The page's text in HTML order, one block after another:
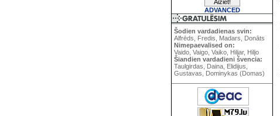
ADVANCED
Šodien vardadienas svin:
Alfrēds, Fredis, Madars, Donāts
Nimepaevalised on:
Vaido, Vaigo, Vaiko, Hiljar, Hiljo
Šiandien vardadieni švencia:
Taulgirdas, Daina, Elidijus,
Gustavas, Dominykas (Domas)